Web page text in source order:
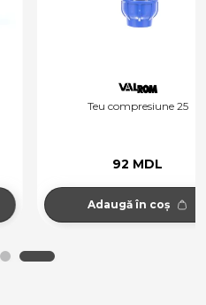
Teu compresiune 25
92 MDL
Adaugă în coș